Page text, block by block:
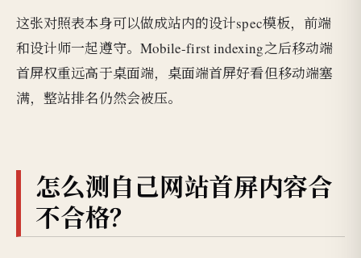
这张对照表本身可以做成站内的设计spec模板，前端
和设计师一起遵守。Mobile-first indexing之后移动端
首屏权重远高于桌面端，桌面端首屏好看但移动端塞
满，整站排名仍然会被压。
怎么测自己网站首屏内容合
不合格？